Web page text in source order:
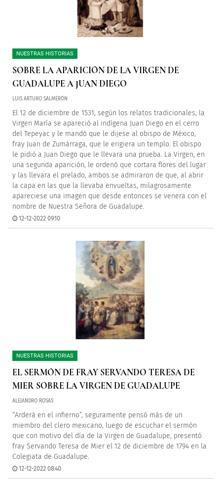
NUESTRAS HISTORIAS
SOBRE LA APARICIÓN DE LA VIRGEN DE
GUADALUPE A JUAN DIEGO
LUIS ARTURO SALMERÓN
El 12 de diciembre de 1531, según los relatos tradicionales, la
Virgen María se apareció al indígena Juan Diego en el cerro
del Tepeyac y le mandó que le dijese al obispo de México,
fray Juan de Zumárraga, que le erigiera un templo. El obispo
le pidió a Juan Diego que le llevara una prueba. La Virgen, en
una segunda aparición, le ordenó que cortara flores del lugar
y las llevara el prelado, ambos se admiraron de que, al abrir
la capa en las que la llevaba envueltas, milagrosamente
apareciese una imagen que desde entonces se venera con el
nombre de Nuestra Señora de Guadalupe.
12-12-2022 09:10
NUESTRAS HISTORIAS
EL SERMÓN DE FRAY SERVANDO TERESA DE
MIER SOBRE LA VIRGEN DE GUADALUPE
ALEJANDRO ROSAS
“Arderá en el infierno”, seguramente pensó más de un
miembro del clero mexicano, luego de escuchar el sermón
que con motivo del día de la Virgen de Guadalupe, presentó
fray Servando Teresa de Mier el 12 de diciembre de 1794 en la
Colegiata de Guadalupe.
12-12-2022 08:40